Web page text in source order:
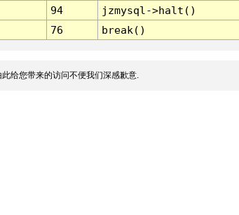
94
jzmysql->halt()
76 break()
给您带来的访问不便我们深感歉意.